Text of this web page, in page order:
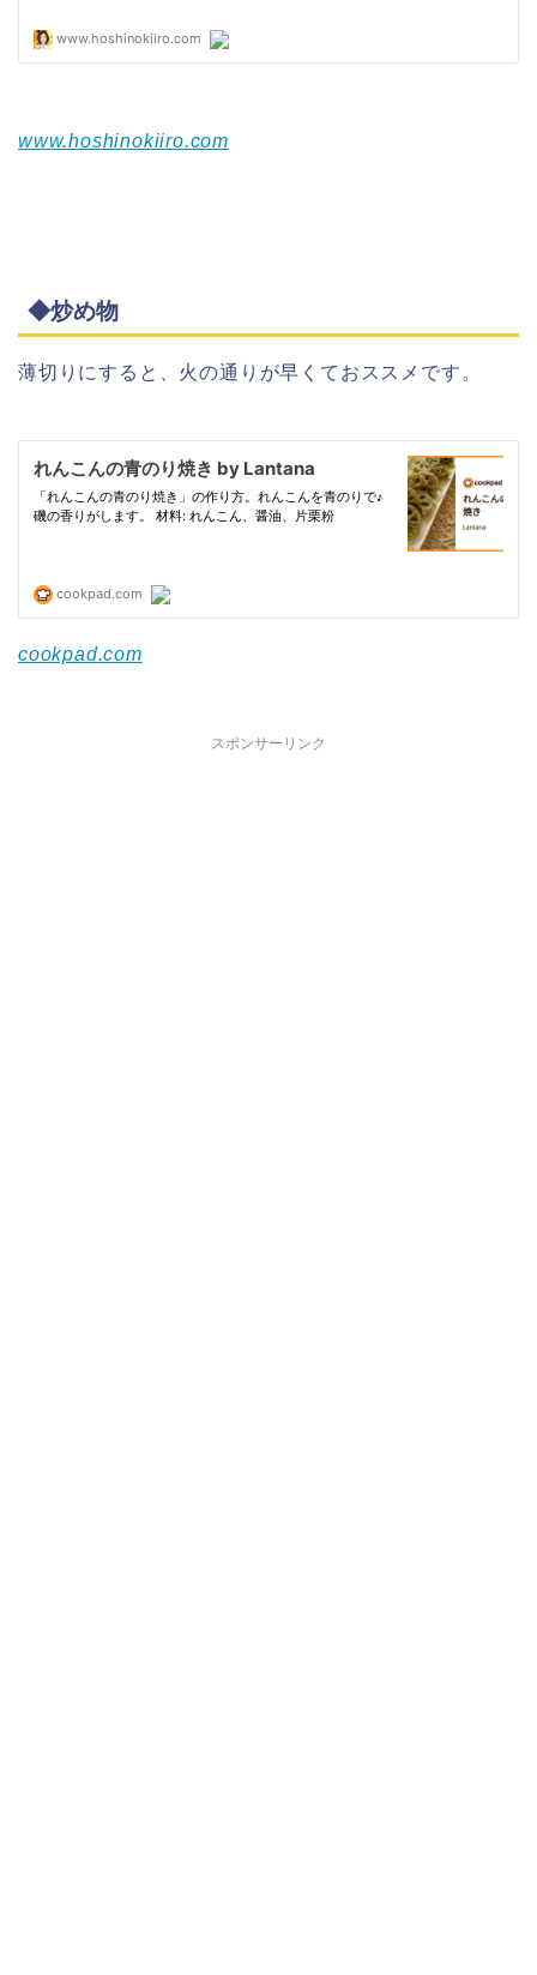
www.hoshinokiiro.com
◆炒め物
薄切りにすると、火の通りが早くておススメです。
cookpad.com
スポンサーリンク